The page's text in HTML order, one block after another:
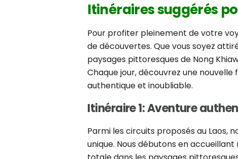
Itinéraires suggérés
Pour profiter pleinement de votre
de découvertes. Que vous soyez
paysages pittoresques de Nong
Chaque jour, découvrez une
authentique et inoubliable.
Itinéraire 1: Aventure
Parmi les circuits proposés au Laos,
unique. Nous débutons en